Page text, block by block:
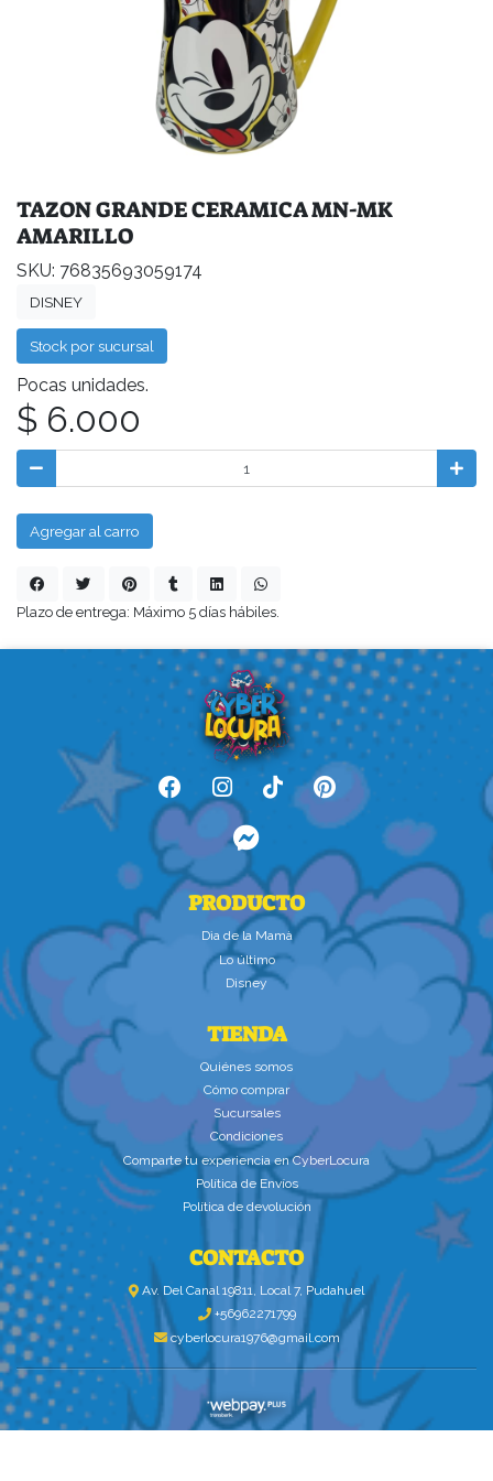
TAZON GRANDE CERAMICA MN-MK
AMARILLO
SKU: 76835693059174
DISNEY
Stock por sucursal
Pocas unidades.
$ 6.000
Agregar al carro
Plazo de entrega: Máximo 5 días hábiles.
PRODUCTO
Dìa de la Mamà
Lo último
Disney
TIENDA
Quiénes somos
Cómo comprar
Sucursales
Condiciones
Comparte tu experiencia en CyberLocura
Política de Envíos
Política de devolución
CONTACTO
Av. Del Canal 19811, Local 7, Pudahuel
+56962271799
cyberlocura1976@gmail.com